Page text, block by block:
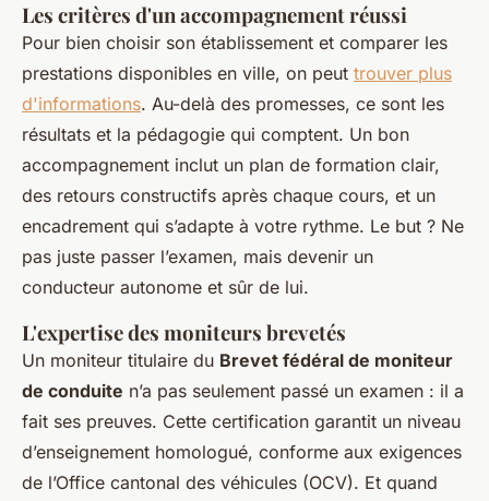
Les critères d'un accompagnement réussi
Pour bien choisir son établissement et comparer les
prestations disponibles en ville, on peut trouver plus
d'informations. Au-delà des promesses, ce sont les
résultats et la pédagogie qui comptent. Un bon
accompagnement inclut un plan de formation clair,
des retours constructifs après chaque cours, et un
encadrement qui s’adapte à votre rythme. Le but ? Ne
pas juste passer l’examen, mais devenir un
conducteur autonome et sûr de lui.
L'expertise des moniteurs brevetés
Un moniteur titulaire du Brevet fédéral de moniteur
de conduite n’a pas seulement passé un examen : il a
fait ses preuves. Cette certification garantit un niveau
d’enseignement homologué, conforme aux exigences
de l’Office cantonal des véhicules (OCV). Et quand